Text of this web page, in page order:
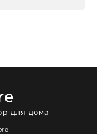
приборы -
день к
для дома